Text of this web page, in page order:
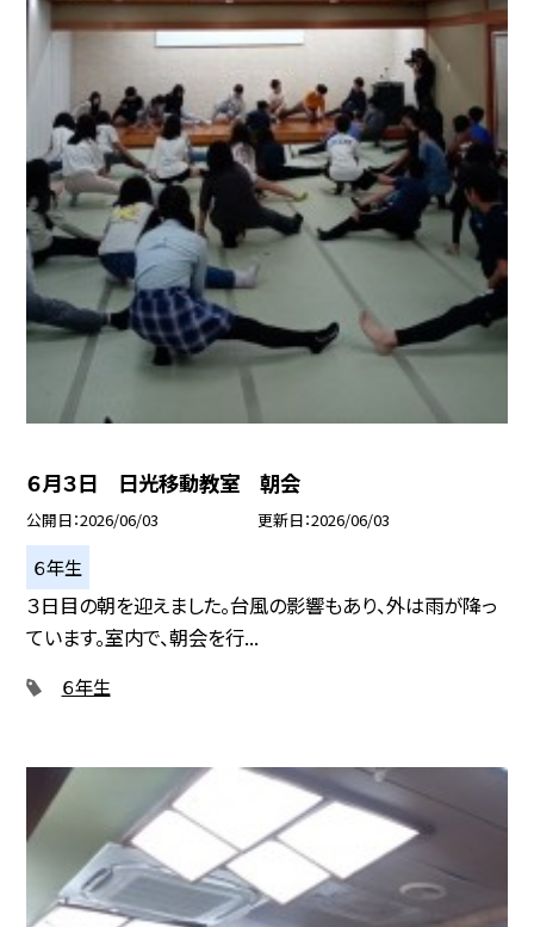
６月３日 日光移動教室 朝会
公開日 2026/06/03 更新日 2026/06/03
６年生
３日目の朝を迎えました。台風の影響もあり、外は雨が降っ
ています。室内で、朝会を行...
６年生